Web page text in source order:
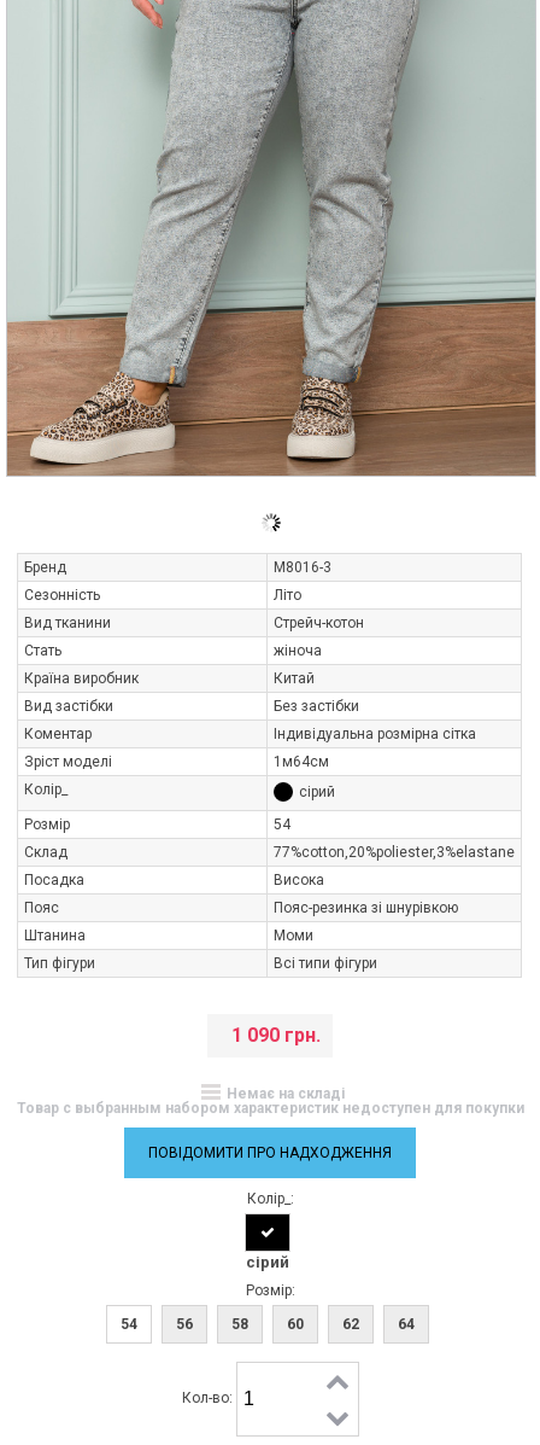
Бренд
М8016-3
Сезонність
Літо
Вид тканини
Стрейч-котон
Стать
жіноча
Країна виробник
Китай
Вид застібки
Без застібки
Коментар
Індивідуальна розмірна сітка
Зріст моделі
1м64см
Колір_
сірий
Розмір
54
Склад
77%cotton,20%poliester,3%elastane
Посадка
Висока
Пояс
Пояс-резинка зі шнурівкою
Штанина
Моми
Тип фігури
Всі типи фігури
1 090 грн.
Немає на складі
Товар с выбранным набором характеристик недоступен для покупки
ПОВІДОМИТИ ПРО НАДХОДЖЕННЯ
Колір_:
сірий
Розмір:
54
56 58 60 62 64
Кол-во: